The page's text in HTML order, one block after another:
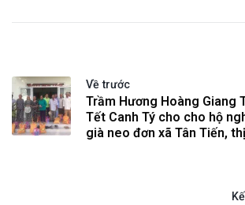
Về trước
Trầm Hương Hoàng Giang
Tết Canh Tý cho cho hộ
già neo đơn xã Tân Tiến,